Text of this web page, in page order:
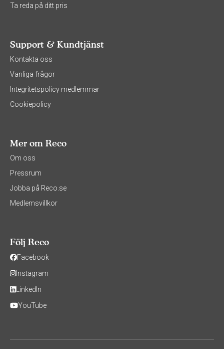
Ta reda på ditt pris
Support & Kundtjänst
Kontakta oss
Vanliga frågor
Integritetspolicy medlemmar
Cookiepolicy
Mer om Reco
Om oss
Pressrum
Jobba på Reco.se
Medlemsvillkor
Följ Reco
Facebook
Instagram
LinkedIn
YouTube